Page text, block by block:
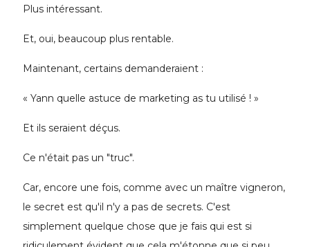
Plus intéressant.
Et, oui, beaucoup plus rentable.
Maintenant, certains demanderaient :
« Yann quelle astuce de marketing as tu utilisé ! »
Et ils seraient déçus.
Ce n'était pas un "truc".
Car, encore une fois, comme avec un maître vigneron,
le secret est qu'il n'y a pas de secrets. C'est
simplement quelque chose que je fais qui est si